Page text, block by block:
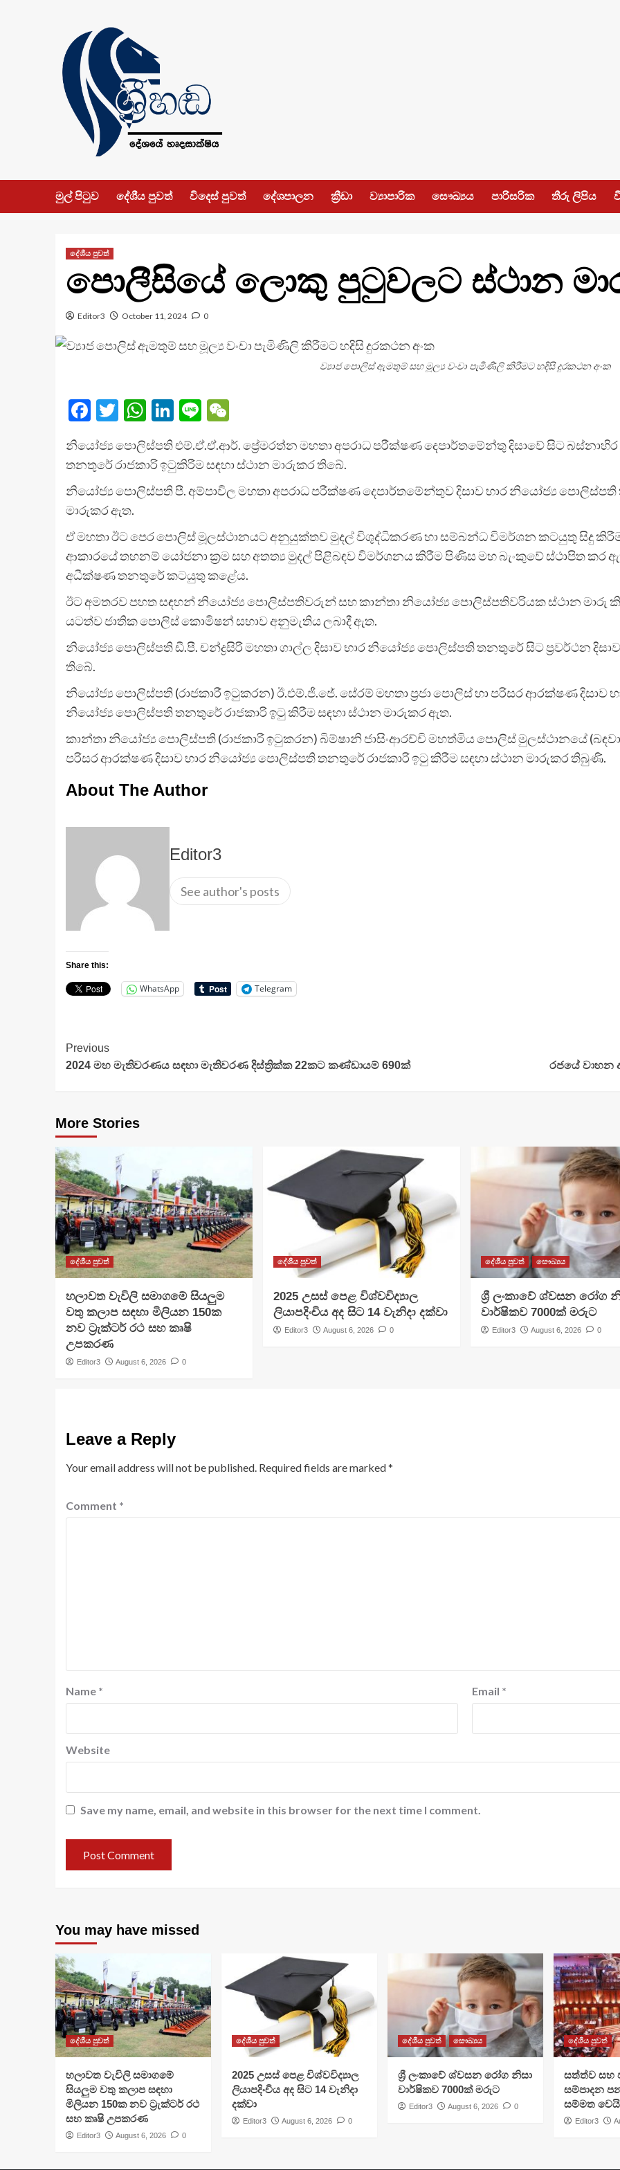
මුල් පිටුව දේශීය පුවත් විදෙස් පුවත් දේශපාලන ක්‍රීඩා ව්‍යාපාරික සෞඛ්‍යය පාරිසරික තීරු ලිපිය
දේශීය පුවත්
පොලීසියේ ලොකු පුටුවලට ස්ථාන
Editor3 October 11, 2024 0
ව්‍යාජ පොලිස් ඇමතුම් සහ මූල්‍ය වංචා පැමිණිලි කිරීමට හදිසි දුරකථන අංක
Facebook
Twitter
WhatsApp
LinkedIn
LineWeChat
නියෝජ්‍ය පොලිස්පති එම්.ඒ.ඒ.ආර්. ප්‍රේමරත්න මහතා අපරාධ පරීක්ෂණ දෙපාර්තමේන්තු දිසාවේ සිට
තනතුරේ රාජකාරි ඉටුකිරීම සඳහා ස්ථාන මාරුකර තිබේ.
නියෝජ්‍ය පොලිස්පති පී. අම්පාවිල මහතා අපරාධ පරීක්ෂණ දෙපාර්තමේන්තුව දිසාව භාර නියෝජ්‍ය පොලිස්පති
මාරුකර ඇත.
ඒ මහතා ඊට පෙර පොලිස් මූලස්ථානයට අනුයුක්තව මුදල් විශුද්ධිකරණ හා සම්බන්ධ විමර්ශන කටයුතු සිදු කිරීම
ආකාරයේ තහනම් යෝජනා ක්‍රම සහ අතත්‍ය මුදල් පිළිබඳව විමර්ශනය කිරීම පිණිස මහ බැංකුවේ ස්ථාපිත කර
අධීක්ෂණ තනතුරේ කටයුතු කළේය.
ඊට අමතරව පහත සඳහන් නියෝජ්‍ය පොලිස්පතිවරුන් සහ කාන්තා නියෝජ්‍ය පොලිස්පතිවරියක ස්ථාන මාරු
යටත්ව ජාතික පොලිස් කොමිෂන් සභාව අනුමැතිය ලබාදී ඇත.
නියෝජ්‍ය පොලිස්පති ඩී.පී. චන්ද්‍රසිරි මහතා ගාල්ල දිසාව භාර නියෝජ්‍ය පොලිස්පති තනතුරේ සිට ප්‍රවර්ථන
තිබේ.
නියෝජ්‍ය පොලිස්පති (රාජකාරී ඉටුකරන) ඊ.එම්.ජී.ජේ. සේරම් මහතා ප්‍රජා පොලිස් හා පරිසර ආරක්ෂණ දිසාව
නියෝජ්‍ය පොලිස්පති තනතුරේ රාජකාරි ඉටු කිරීම සඳහා ස්ථාන මාරුකර ඇත.
කාන්තා නියෝජ්‍ය පොලිස්පති (රාජකාරී ඉටුකරන) බිම්ෂානි ජාසිංආරච්චි මහත්මිය පොලිස් මුලස්ථානයේ
පරිසර ආරක්ෂණ දිසාව භාර නියෝජ්‍ය පොලිස්පති තනතුරේ රාජකාරි ඉටු කිරීම සඳහා ස්ථාන මාරුකර තිබුණි.
About The Author
Editor3
See author's posts
Share this:
WhatsApp Telegram
Continue
Reading
Previous
2024 මහ මැතිවරණය සඳහා මැතිවරණ දිස්ත්‍රික්ක 22කට කණ්ඩායම් 690ක්
රජයේ වාහන
More Stories
දේශීය පුවත්
හලාවත වැවිලි සමාගමේ සියලුම
වතු කලාප සඳහා මිලියන 150ක
නව ට්‍රැක්ටර් රථ සහ කෘෂි
උපකරණ
Editor3 August 6, 2026 0
දේශීය පුවත්
​2025 උසස් පෙළ විශ්වවිද්‍යාල
ලියාපදිංචිය අද සිට 14 වැනිදා දක්වා
Editor3 August 6, 2026 0
දේශීය පුවත් සෞඛ්‍යය
ශ්‍රී ලංකාවේ ශ්වසන රෝග
වාර්ෂිකව 7000ක් මරුට
Editor3 August 6, 2026 0
Leave a Reply
Your email address will not be published. Required fields are marked*
Comment *
Name * Email *
Website
Save my name, email, and website in this browser for the next time I comment.
You may have missed
දේශීය පුවත්
හලාවත වැවිලි සමාගමේ
සියලුම වතු කලාප සඳහා
මිලියන 150ක නව ට්‍රැක්ටර් රථ
සහ කෘෂි උපකරණ
Editor3 August 6, 2026 0
දේශීය පුවත්
​2025 උසස් පෙළ විශ්වවිද්‍යාල
ලියාපදිංචිය අද සිට 14 වැනිදා
දක්වා
Editor3 August 6, 2026 0
දේශීය පුවත් සෞඛ්‍යය
ශ්‍රී ලංකාවේ ශ්වසන රෝග නිසා
වාර්ෂිකව 7000ක් මරුට
Editor3 August 6, 2026 0
දේශීය පුවත්
සත්ත්ව සහ
සම්පාදන
සම්මත වෙයි
Editor3